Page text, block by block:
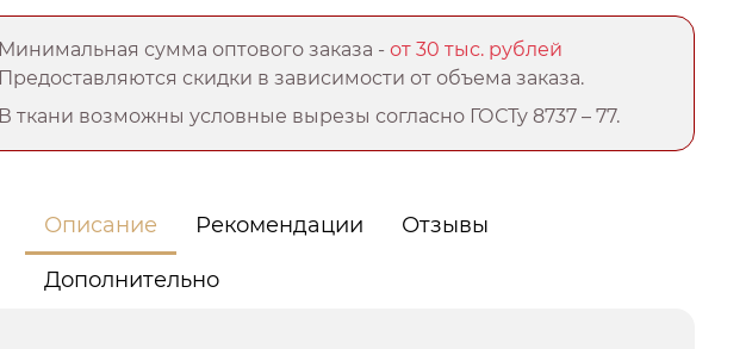
Минимальная сумма оптового заказа -от 30 тыс. рублей
Предоставляются скидки в зависимости от объема заказа.
В ткани возможны условные вырезы согласно ГОСТу 8737 – 77.
Описание Рекомендации Отзывы
Дополнительно